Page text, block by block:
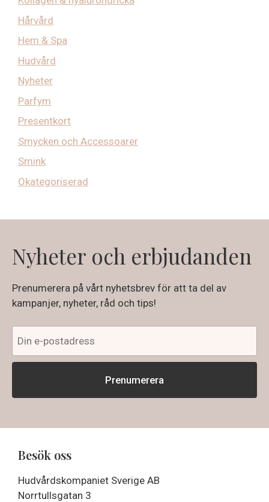
Hårvård
Hem & Spa
Hudvård
Nyheter
Parfym
Presentkort
Smycken och Accessoarer
Smink
Okategoriserad
Nyheter och erbjudanden
Prenumerera på vårt nyhetsbrev för att ta del av
kampanjer, nyheter, råd och tips!
Besök oss
Hudvårdskompaniet Sverige AB
Norrtullsgatan 3